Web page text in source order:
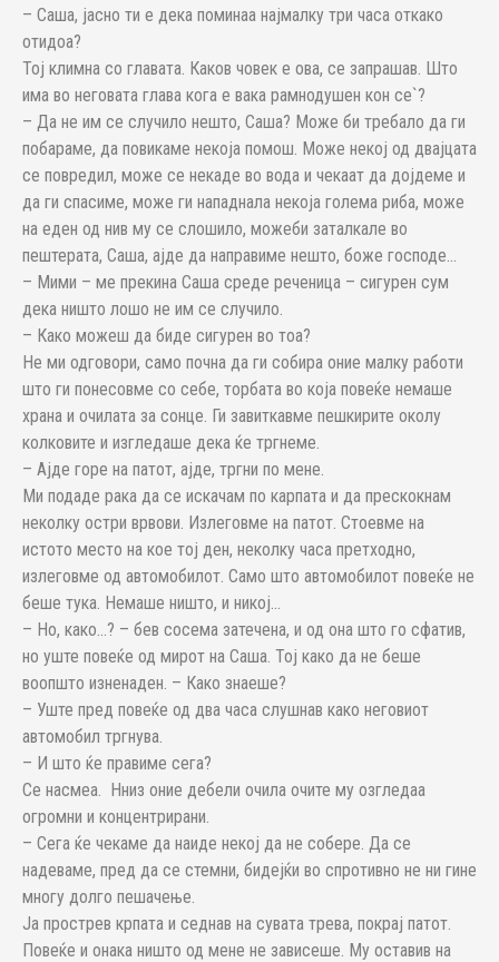
– Саша, јасно ти е дека поминаа најмалку три часа откако
отидоа?
Тој климна со главата. Каков човек е ова, се запрашав. Што
има во неговата глава кога е вака рамнодушен кон се`?
– Да не им се случило нешто, Саша? Може би требало да ги
побараме, да повикаме некоја помош. Може некој од двајцата
се повредил, може се некаде во вода и чекаат да дојдеме и
да ги спасиме, може ги нападнала некоја голема риба, може
на еден од нив му се слошило, можеби заталкале во
пештерата, Саша, ајде да направиме нешто, боже господе…
– Мими – ме прекина Саша среде реченица – сигурен сум
дека ништо лошо не им се случило.
– Како можеш да биде сигурен во тоа?
Не ми одговори, само почна да ги собира оние малку работи
што ги понесовме со себе, торбата во која повеќе немаше
храна и очилата за сонце. Ги завиткавме пешкирите околу
колковите и изгледаше дека ќе тргнеме.
– Ајде горе на патот, ајде, тргни по мене.
Ми подаде рака да се искачам по карпата и да прескокнам
неколку остри врвови. Излеговме на патот. Стоевме на
истото место на кое тој ден, неколку часа претходно,
излеговме од автомобилот. Само што автомобилот повеќе не
беше тука. Немаше ништо, и никој…
– Но, како…? – бев сосема затечена, и од она што го сфатив,
но уште повеќе од мирот на Саша. Тој како да не беше
воопшто изненаден. – Како знаеше?
– Уште пред повеќе од два часа слушнав како неговиот
автомобил тргнува.
– И што ќе правиме сега?
Се насмеа. Нниз оние дебели очила очите му озгледаа
огромни и концентрирани.
– Сега ќе чекаме да наиде некој да не собере. Да се
надеваме, пред да се стемни, бидејќи во спротивно не ни гине
многу долго пешачење.
Ја прострев крпата и седнав на сувата трева, покрај патот.
Повеќе и онака ништо од мене не зависеше. Му оставив на